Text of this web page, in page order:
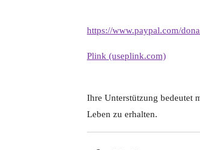
https://www.paypal.com/
Plink (useplink.com)
Ihre Unterstützung bedeutet
Leben zu erhalten.